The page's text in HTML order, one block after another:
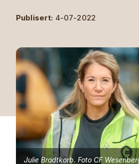
Publisert: 4-07-2022
Julie Brodtkorb. Foto CF